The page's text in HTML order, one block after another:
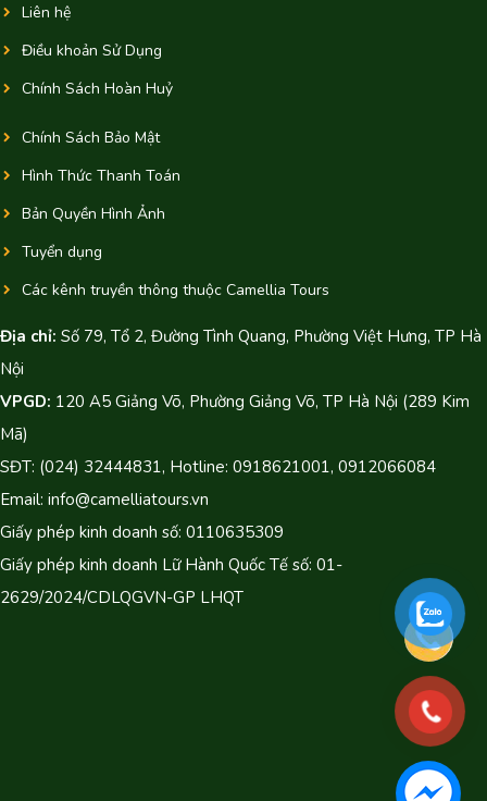
Liên hệ
Điều khoản Sử Dụng
Chính Sách Hoàn Huỷ
Chính Sách Bảo Mật
Hình Thức Thanh Toán
Bản Quyền Hình Ảnh
Tuyển dụng
Các kênh truyền thông thuộc Camellia Tours
Địa chỉ: Số 79, Tổ 2, Đường Tình Quang, Phường Việt Hưng, TP Hà
Nội
VPGD: 120 A5 Giảng Võ, Phường Giảng Võ, TP Hà Nội (289 Kim
Mã)
SĐT: (024) 32444831, Hotline: 0918621001, 0912066084
Email: info@camelliatours.vn
Giấy phép kinh doanh số: 0110635309
Giấy phép kinh doanh Lữ Hành Quốc Tế số: 01-
2629/2024/CDLQGVN-GP LHQT